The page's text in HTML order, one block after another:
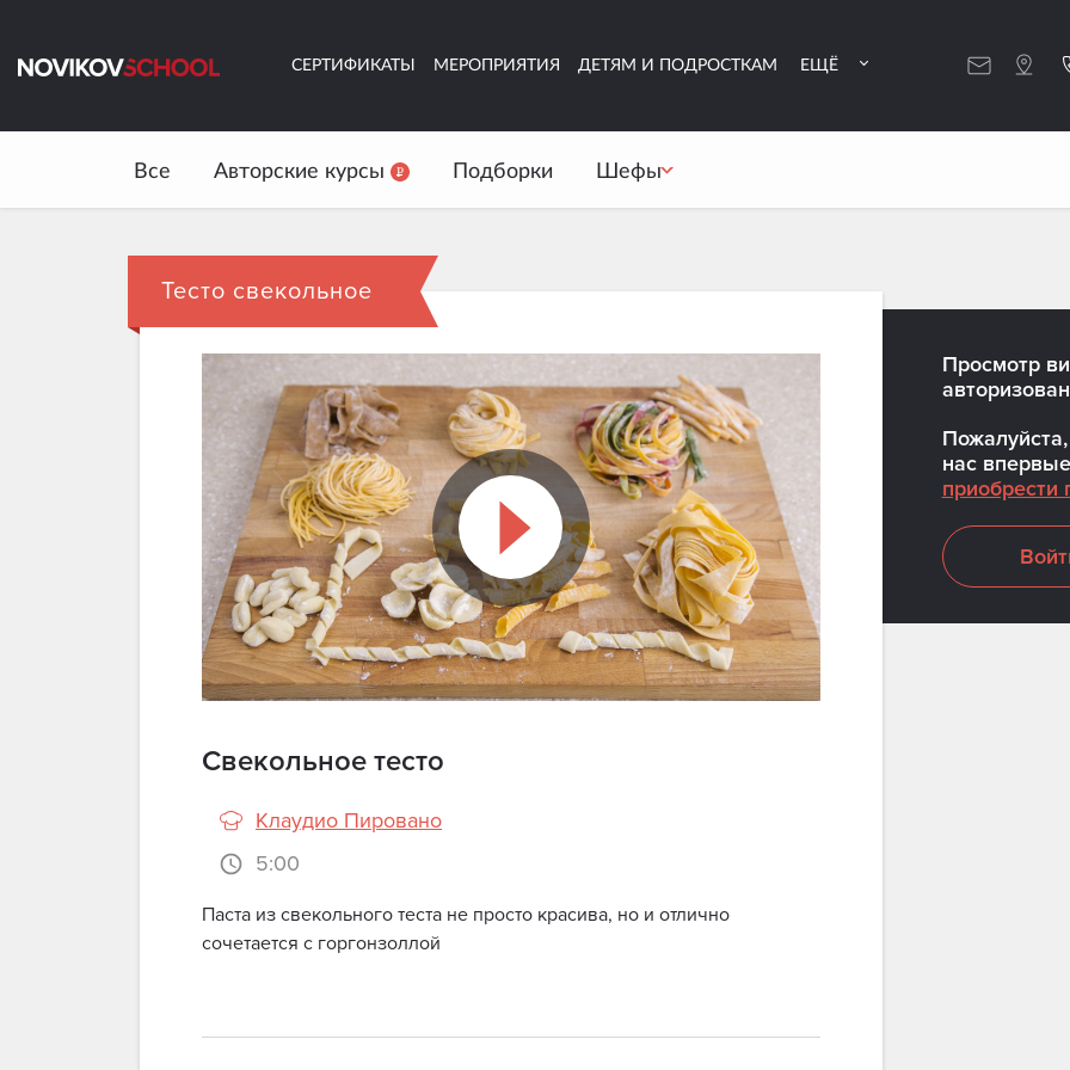
СЕРТИФИКАТЫ МЕРОПРИЯТИЯ ДЕТЯМ И ПОДРОСТКАМ ЕЩЁ
Все Авторские курсы Подборки Шефы
Тесто свекольное
оформленной подпиской.
Свекольное тесто
Клаудио Пировано
5:00
Паста из свекольного теста не просто красива, но и отлично
сочетается с горгонзоллой
Просмотр
нас
приобрести